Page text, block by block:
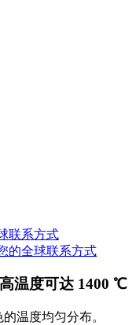
联系方式
的全球联系方式
温度可达 1400 ℃
温度均匀分布。